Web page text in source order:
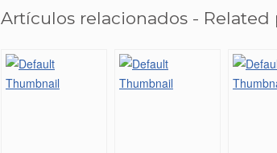
c
e
o
k
t
r
t
t
Artículos relacionados - Related